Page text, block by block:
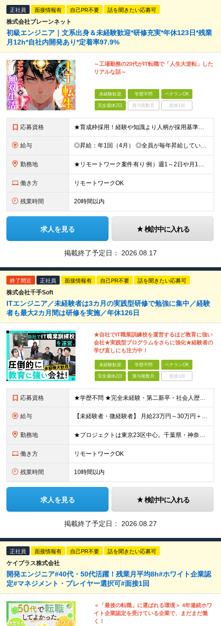
正社員 面接情報有 自己PR不要 話を聞きたい応募可
株式会社ブレーンネット
初級エンジニア｜文系出身＆未経験歓迎*研修充実*年休123日*残業
月12h*自社内開発あり*定着率97.9%
～工場勤務の20代がIT転職で「人生大逆転」した
リアルな話～
未経験歓迎 学歴不問 ベテランOK
完全週休2日 賞与複数月 面接1回
応募資格 ★育成枠採用！経験や知識より人柄が採用基準です ★文系出身や未経験、第二新卒の方大歓迎 ★20代～30代活躍中 ■学歴不問 ■PCの基本操作ができる方（Word、Excelへの文字入力など） ≪こ
給与 ◎昇給：年1回（4月） ◎全員が毎年昇給しています！ ◎決算賞与：年1回（3月）※業績に応じて決算賞与支給 ◎想定年収：307万円～385万円 ■月給：24.3万円～31万円 ※経験・能力等を考慮
勤務地 ★リモートワーク案件有り 例）週1～2日や月1日の出社など ★転居を伴う転勤はありません ★勤務地は希望を考慮して決定 ▼下記エリアのいずれかのプロジェクト先となります 東京都、神奈川県、埼玉県、千
働き方 リモートワークOK
残業時間 20時間以内
求人を見る 検討中に入れる
掲載終了予定日： 2026.08.17
終了間近 正社員 面接情報有 自己PR不要 話を聞きたい応募可
株式会社千手Soft
ITエンジニア／未経験者は3カ月の実践型研修で勉強に集中／経験
者も最大2カ月間は研修を実施／年休126日
★自社でIT職業訓練校を運営するほど教育に強い
会社★実践型プログラムをさらに強化★経験者の
学び直しにも注力中！
未経験歓迎 学歴不問 ベテランOK
完全週休2日 賞与複数月 面接1回
応募資格 ★学歴不問 ★完全未経験・第二新卒・社会人歴10年以上の方も歓迎！ ◆業界・職種未経験者もエンジニア経験者（開発・インフラ、現在のフェーズ、経験年数問わず）もどちらも大歓迎！ ◆エンジニア経験が
給与 【未経験者・微経験者】 月給23万円～30万円＋賞与年2回＋各種手当（手当充実） ※微経験者は経験3年未満の方。 ※経験・スキルを考慮して優遇します。 【エンジニア経験者】 月給30万円～50万円
勤務地 ★プロジェクトは東京23区中心。千葉県・神奈川県・埼玉県もあり。 ★リモート勤務が可能なプロジェクトもあります。 ★転居を伴う転勤はありません。 【最初は研修からスタート】 ★未経験の場合は最初の3
働き方 リモートワークOK
残業時間 10時間以内
求人を見る 検討中に入れる
掲載終了予定日： 2026.08.27
正社員 面接情報有 自己PR不要 話を聞きたい応募可
ケイプラス株式会社
開発エンジニア#40代・50代活躍！残業月平均8h#ホワイト企業認
定#マネジメント・プレイヤー選択可#面接1回
＜「最後の転職」に選ばれる環境＞ 4年連続ホワ
イト企業認定を受けている企業で、まだまだ働
く！